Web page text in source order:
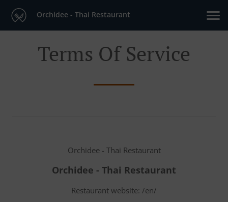
Orchidee - Thai Restaurant
Terms Of Service
Orchidee - Thai Restaurant
Orchidee - Thai Restaurant
Restaurant website: /en/